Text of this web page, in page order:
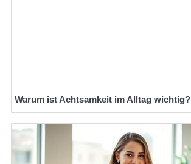
Warum ist Achtsamkeit im Alltag wichtig?